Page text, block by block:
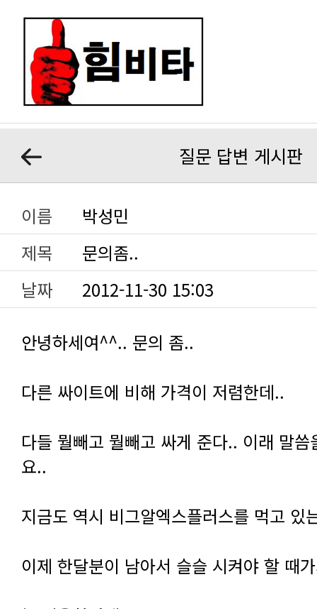
질문 답변 게시판
이름
박성민
제목
문의좀..
날짜
2012-11-30 15:03
안녕하세여^^.. 문의 좀..
다른 싸이트에 비해 가격이 저렴한데..
요..
지금도 역시 비그알엑스플러스를 먹고 있
이제 한달분이 남아서 슬슬 시켜야 할 때